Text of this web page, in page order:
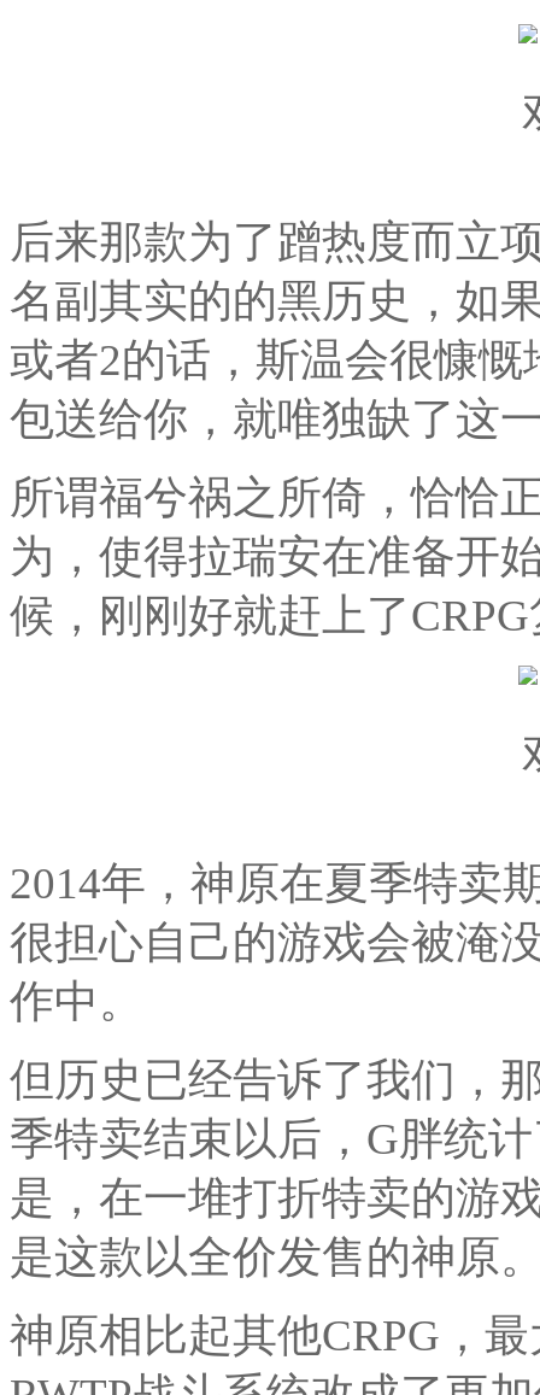
后来那款为了蹭热度而立
名副其实的的黑历史，如
或者2的话，斯温会很慷
包送给你，就唯独缺了这
所谓福兮祸之所倚，恰恰
为，使得拉瑞安在准备开
候，刚刚好就赶上了
2014年，神原在夏季特卖
很担心自己的游戏会被淹
作中。
但历史已经告诉了我们，
季特卖结束以后，G胖统
是，在一堆打折特卖的游
是这款以全价发售的神原
神原相比起其他CRPG，